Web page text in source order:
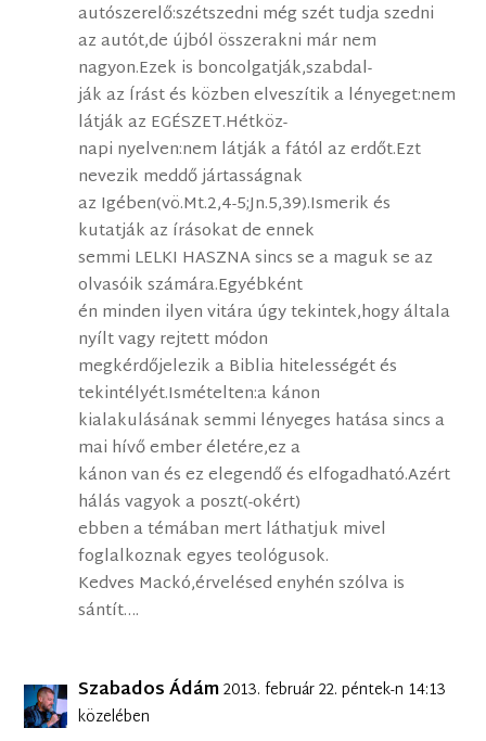
autószerelő:szétszedni még szét tudja szedni
az autót,de újból összerakni már nem
nagyon.Ezek is boncolgatják,szabdal-
ják az Írást és közben elveszítik a lényeget:nem
látják az EGÉSZET.Hétköz-
napi nyelven:nem látják a fától az erdőt.Ezt
nevezik meddő jártasságnak
az Igében(vö.Mt.2,4-5;Jn.5,39).Ismerik és
kutatják az írásokat de ennek
semmi LELKI HASZNA sincs se a maguk se az
olvasóik számára.Egyébként
én minden ilyen vitára úgy tekintek,hogy általa
nyílt vagy rejtett módon
megkérdőjelezik a Biblia hitelességét és
tekintélyét.Ismételten:a kánon
kialakulásának semmi lényeges hatása sincs a
mai hívő ember életére,ez a
kánon van és ez elegendő és elfogadható.Azért
hálás vagyok a poszt(-okért)
ebben a témában mert láthatjuk mivel
foglalkoznak egyes teológusok.
Kedves Mackó,érvelésed enyhén szólva is
sántít….
Szabados Ádám2013. február 22. péntek-n 14:13
közelében